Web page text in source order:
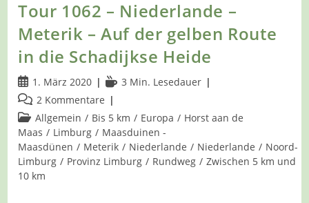
Tour 1062 – Niederlande –
Meterik – Auf der gelben Route
in die Schadijkse Heide
Beitrag
veröffentlicht:
1. März 2020 Lesedauer:
3 Min. Lesedauer
Beitrags-
Kommentare:
2 Kommentare
Beitrags-
Kategorie:
Allgemein / Bis 5 km / Europa / Horst aan de
Maas / Limburg / Maasduinen -
Maasdünen / Meterik / Niederlande / Niederlande / Noord-
Limburg / Provinz Limburg / Rundweg / Zwischen 5 km und
10 km